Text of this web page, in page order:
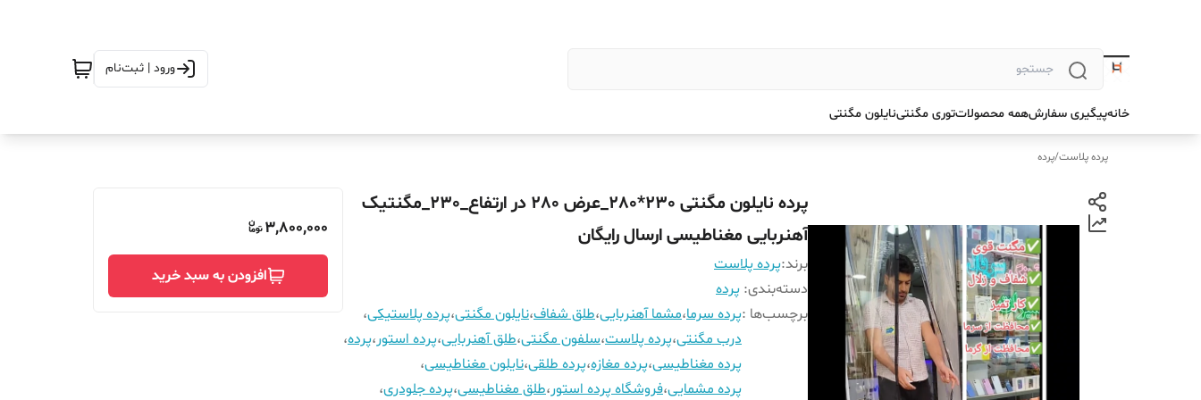
ورود | ثبت‌نام
خانهپیگیری سفارشهمه محصولاتتوری مگنتینایلون مگنتی
پرده پلاست/پرده
پرده نایلون مگنتی 230*280_عرض 280 در ارتفاع_230_مگنتیک
آهنربایی مغناطیسی ارسال رایگان
برند:پرده پلاست
دسته‌بندی: پرده
برچسب‌ها :پرده سرما،مشما آهنربایی،طلق شفاف،نایلون مگنتی،پرده پلاستیکی،
درب مگنتی،پرده پلاست،سلفون مگنتی،طلق آهنربایی،پرده استور،پرده،
پرده مغناطیسی،پرده مغازه،پرده طلقی،نایلون مغناطیسی،
پرده مشمایی،فروشگاه پرده استور،طلق مغناطیسی،پرده جلودری،
3,800,000
افزودن به سبد خرید